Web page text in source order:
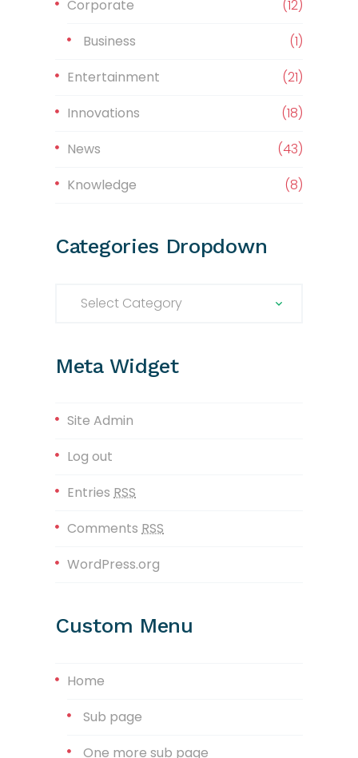
Corporate
(12)
Business
(1)
Entertainment
(21)
Innovations
(18)
News
(43)
Knowledge
(8)
Categories Dropdown
Meta Widget
Site Admin
Log out
Entries RSS
Comments RSS
WordPress.org
Custom Menu
Home
Sub page
One more sub page